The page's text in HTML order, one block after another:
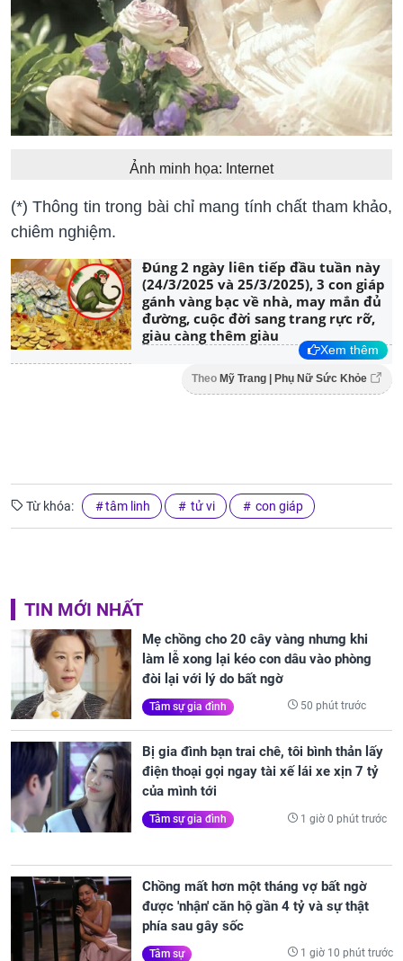
Ảnh minh họa: Internet
(*) Thông tin trong bài chỉ mang tính chất tham khảo,
chiêm nghiệm.
Đúng 2 ngày liên tiếp đầu tuần này
(24/3/2025 và 25/3/2025), 3 con giáp
gánh vàng bạc về nhà, may mắn đủ
đường, cuộc đời sang trang rực rỡ,
giàu càng thêm giàu
Xem thêm
Theo Mỹ Trang | Phụ Nữ Sức Khỏe
Từ khóa: tâm linh tử vi con giáp
TIN MỚI NHẤT
Mẹ chồng cho 20 cây vàng nhưng khi
làm lễ xong lại kéo con dâu vào phòng
đòi lại với lý do bất ngờ
Tâm sự gia đình 50 phút trước
Bị gia đình bạn trai chê, tôi bình thản lấy
điện thoại gọi ngay tài xế lái xe xịn 7 tỷ
của mình tới
Tâm sự gia đình 1 giờ 0 phút trước
Chồng mất hơn một tháng vợ bất ngờ
được 'nhận' căn hộ gần 4 tỷ và sự thật
phía sau gây sốc
Tâm sự 1 giờ 10 phút trước